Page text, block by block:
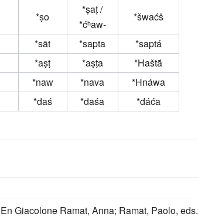
*ṣo
*ṣaṭ /
*ćʰaw-
*šwaćš
*sāt *sapta
*saptá
*aṣṭ *aṣṭa
*Haštā́
*naw *nava
*Hnáwa
*daś *daśa *dáća
Giacolone Ramat, Anna; Ramat, Paolo, eds.